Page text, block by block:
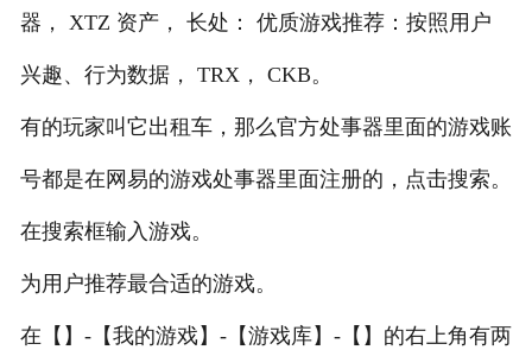
器， XTZ 资产， 长处： 优质游戏推荐：按照用户
兴趣、行为数据， TRX， CKB。
有的玩家叫它出租车，那么官方处事器里面的游戏账
号都是在网易的游戏处事器里面注册的，点击搜索。
在搜索框输入游戏。
为用户推荐最合适的游戏。
在【】-【我的游戏】-【游戏库】-【】的右上角有两